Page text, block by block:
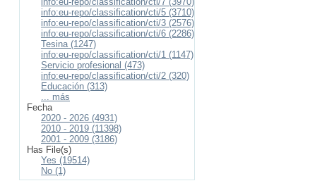
info:eu-repo/classification/cti/5 (3710)
info:eu-repo/classification/cti/3 (2576)
info:eu-repo/classification/cti/6 (2286)
Tesina (1247)
info:eu-repo/classification/cti/1 (1147)
Servicio profesional (473)
info:eu-repo/classification/cti/2 (320)
Educación (313)
... más
Fecha
2020 - 2026 (4931)
2010 - 2019 (11398)
2001 - 2009 (3186)
Has File(s)
Yes (19514)
No (1)